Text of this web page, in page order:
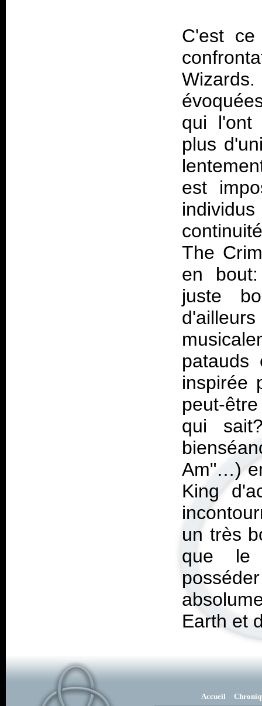
C'est
qui l'ont
plus
est
The
en
juste
patauds
inspirée
peut-
qui
Am"…)
King
un très
que le
Earth et
Accueil